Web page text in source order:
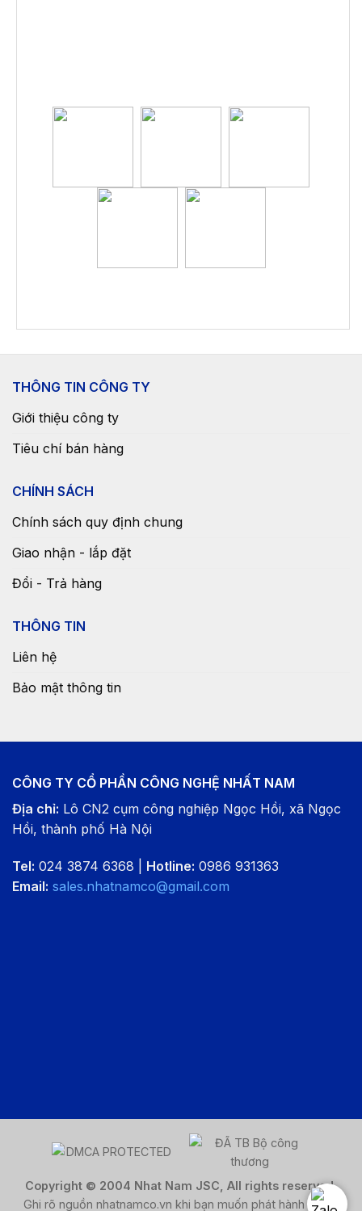
THÔNG TIN CÔNG TY
Giới thiệu công ty
Tiêu chí bán hàng
CHÍNH SÁCH
Chính sách quy định chung
Giao nhận - lắp đặt
Đổi - Trả hàng
THÔNG TIN
Liên hệ
Bảo mật thông tin
CÔNG TY CỔ PHẦN CÔNG NGHỆ NHẤT NAM
Địa chỉ: Lô CN2 cụm công nghiệp Ngọc Hồi, xã Ngọc
Hồi, thành phố Hà Nội
Tel: 024 3874 6368 | Hotline: 0986 931363
Email: sales.nhatnamco@gmail.com
Copyright © 2004 Nhat Nam JSC, All rights reserved.
Ghi rõ nguồn nhatnamco.vn khi bạn muốn phát hành lại nội